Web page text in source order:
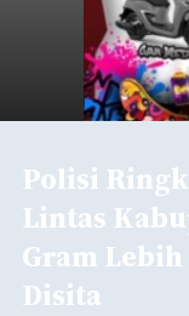
Polisi
Lintas
Gram
Disita